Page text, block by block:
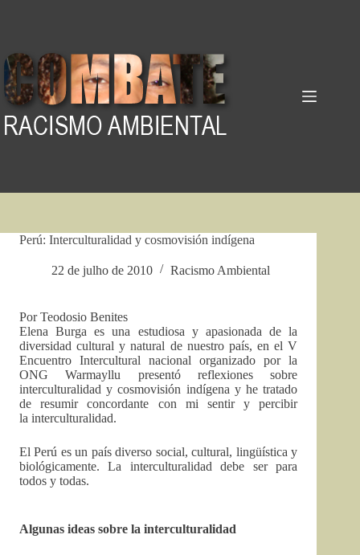
Perú: Interculturalidad y cosmovisión indígena
22 de julho de 2010 Racismo Ambiental
Por Teodosio Benites
Elena Burga es una estudiosa y apasionada de la
diversidad cultural y natural de nuestro país, en el V
Encuentro Intercultural nacional organizado por la
ONG Warmayllu presentó reflexiones sobre
interculturalidad y cosmovisión indígena y he tratado
de resumir concordante con mi sentir y percibir
la interculturalidad.
El Perú es un país diverso social, cultural, lingüística y
biológicamente. La interculturalidad debe ser para
todos y todas.
Algunas ideas sobre la interculturalidad